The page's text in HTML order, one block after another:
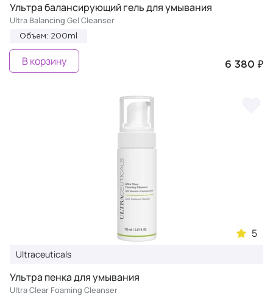
Ультра балансирующий гель для умывания
Ultra Balancing Gel Cleanser
Объем: 200ml
6 380 ₽
В корзину
5
Ultraceuticals
Ультра пенка для умывания
Ultra Clear Foaming Cleanser